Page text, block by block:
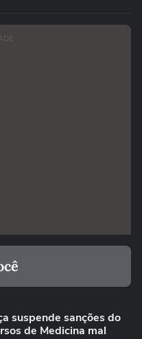
suspende sanções do
de Medicina mal